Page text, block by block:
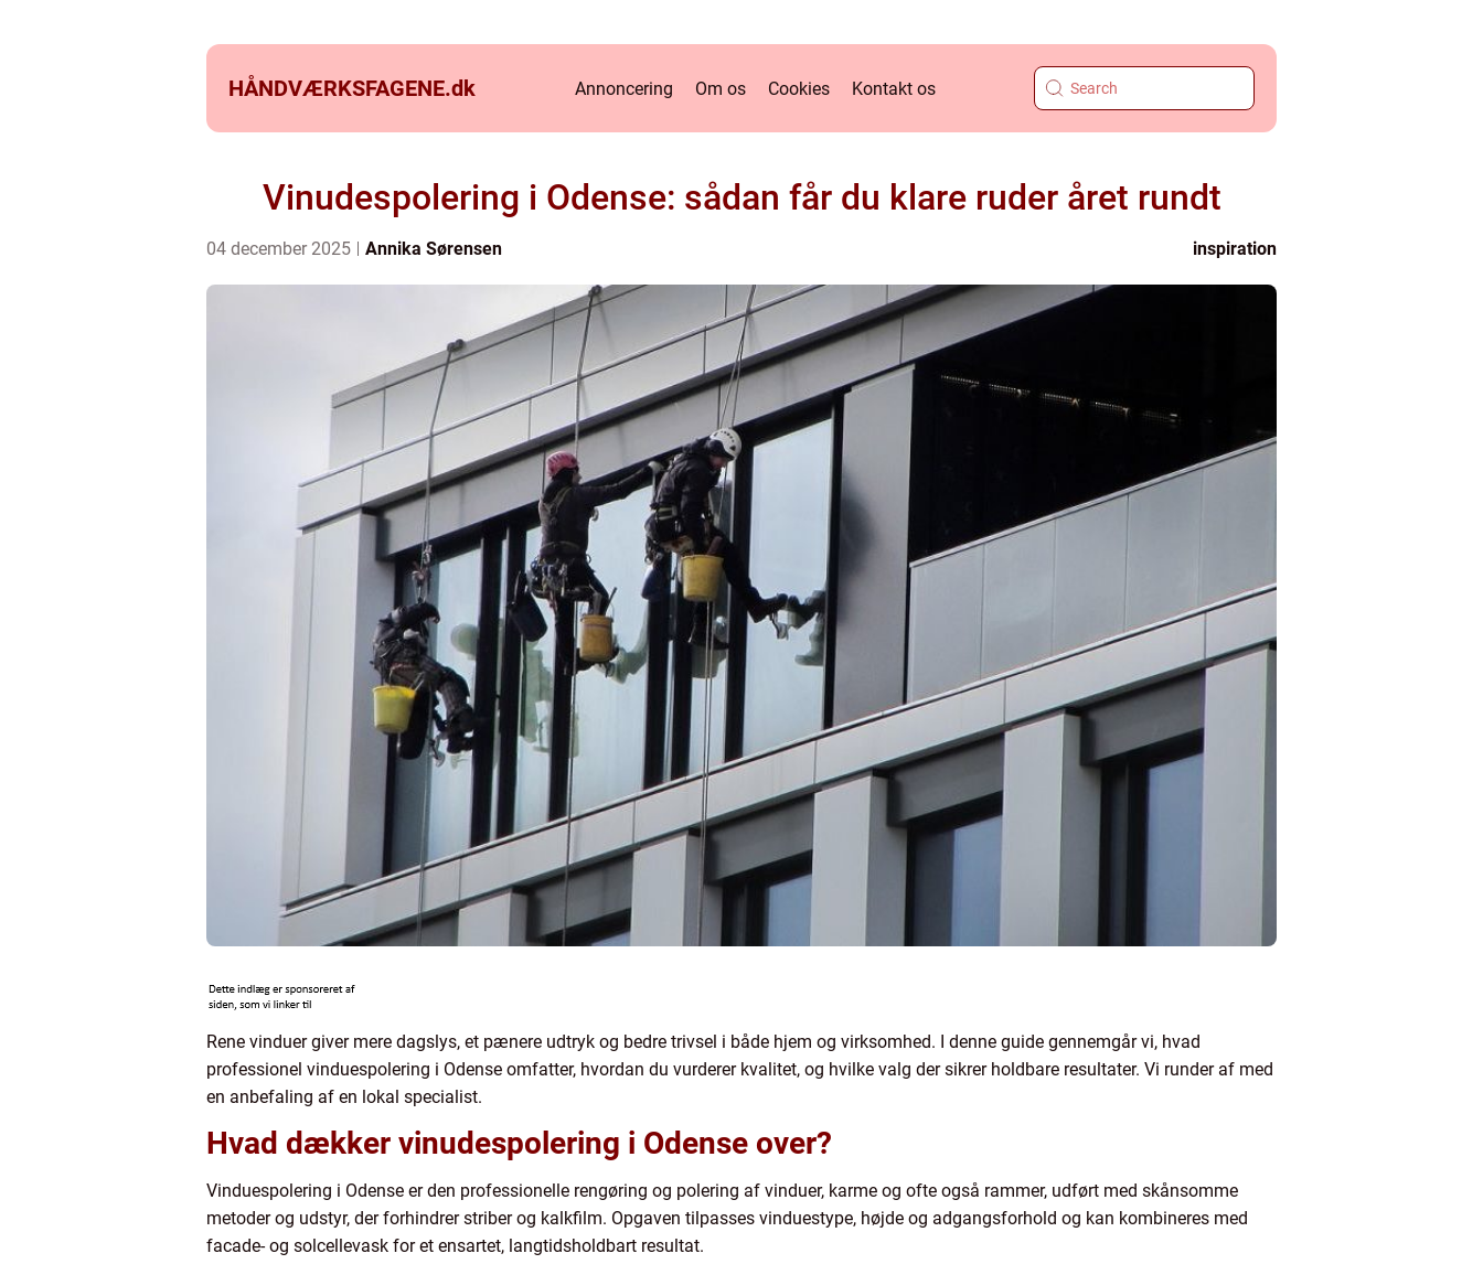
HÅNDVÆRKSFAGENE.dk Annoncering Om os Cookies Kontakt os
Vinudespolering i Odense: sådan får du klare ruder året rundt
04 december 2025 Annika Sørensen inspiration
Rene vinduer giver mere dagslys, et pænere udtryk og bedre trivsel i både hjem og virksomhed. I denne guide gennemgår vi, hvad
professionel vinduespolering i Odense omfatter, hvordan du vurderer kvalitet, og hvilke valg der sikrer holdbare resultater. Vi runder af med
en anbefaling af en lokal specialist.
Hvad dækker vinudespolering i Odense over?
Vinduespolering i Odense er den professionelle rengøring og polering af vinduer, karme og ofte også rammer, udført med skånsomme
metoder og udstyr, der forhindrer striber og kalkfilm. Opgaven tilpasses vinduestype, højde og adgangsforhold og kan kombineres med
facade- og solcellevask for et ensartet, langtidsholdbart resultat.